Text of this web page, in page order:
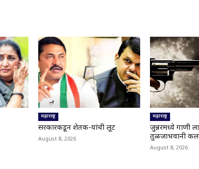
महाराष्ट्र
सरकारकडून शेतक-यांची लूट
August 8, 2026
महाराष्ट्र
जुन्नरमध्ये गाणी
तुळजाभवानी कला
August 8, 2026